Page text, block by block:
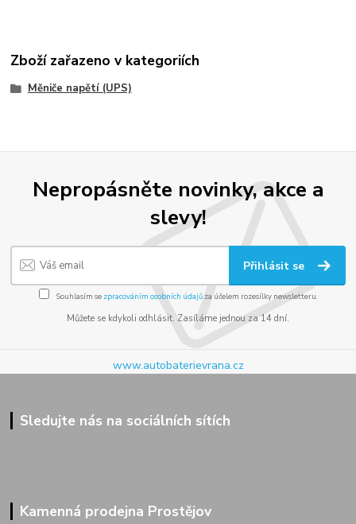
Zboží zařazeno v kategoriích
Měniče napětí (UPS)
Nepropásněte novinky, akce a
slevy!
Přihlásit se
Souhlasím se zpracováním osobních údajůza účelem rozesílky newsletteru.
Můžete se kdykoli odhlásit. Zasíláme jednou za 14 dní.
www.autobaterievrana.cz
Sledujte nás na sociálních sítích
Kamenná prodejna Prostějov